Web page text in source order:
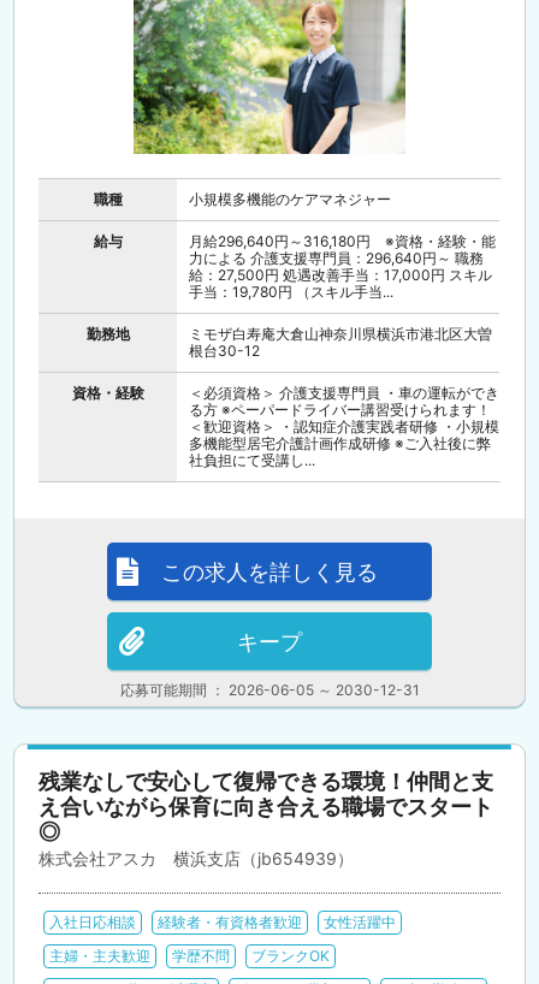
職種 小規模多機能のケアマネジャー
給与
月給296,640円～316,180円 ※資格・経験・能
力による 介護支援専門員：296,640円～ 職務
給：27,500円 処遇改善手当：17,000円 スキル
手当：19,780円 （スキル手当...
勤務地
ミモザ白寿庵大倉山神奈川県横浜市港北区大曽
根台30-12
資格・経験
＜必須資格＞ 介護支援専門員 ・車の運転ができ
る方 ※ペーパードライバー講習受けられます！
＜歓迎資格＞ ・認知症介護実践者研修 ・小規模
多機能型居宅介護計画作成研修 ※ご入社後に弊
社負担にて受講し...
応募可能期間 ： 2026-06-05 ～ 2030-12-31
この求人を詳しく見る
キープ
残業なしで安心して復帰できる環境！仲間と支
え合いながら保育に向き合える職場でスタート
◎
株式会社アスカ 横浜支店（jb654939）
入社日応相談 経験者・有資格者歓迎
女性活躍中
主婦・主夫歓迎
学歴不問
ブランクOK